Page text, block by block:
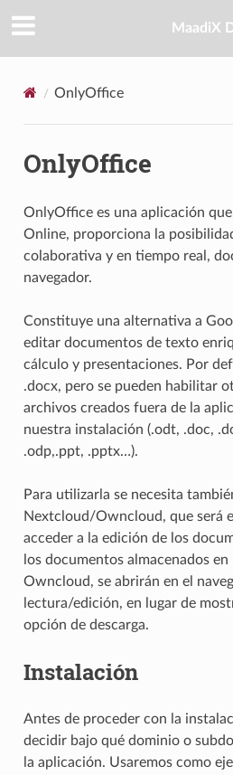
MaadiX
OnlyOffice
OnlyOffice
OnlyOffice es una aplicación
Online, proporciona la
colaborativa y en tiempo real,
navegador.
Constituye una alternativa a
editar documentos de texto
cálculo y presentaciones. Por
.docx, pero se pueden habilitar
archivos creados fuera de la
nuestra instalación (.odt, .doc,
.odp,.ppt, .pptx…).
Para utilizarla se necesita
Nextcloud/Owncloud, que será
acceder a la edición de los
los documentos almacenados
Owncloud, se abrirán en el
lectura/edición, en lugar de
opción de descarga.
Instalación
Antes de proceder con la
decidir bajo qué dominio o
la aplicación. Usaremos como